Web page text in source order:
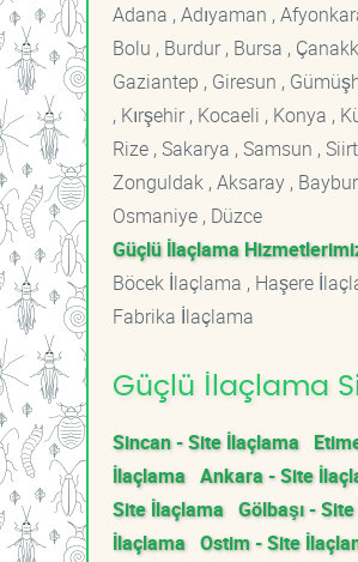
Adana , Adıyaman ,
Bolu , Burdur , Bursa ,
Gaziantep , Giresun ,
, Kırşehir , Kocaeli , Konya ,
Rize , Sakarya , Samsun ,
Zonguldak , Aksaray ,
Osmaniye , Düzce
Güçlü İlaçlama
Böcek İlaçlama , Haşere
Fabrika İlaçlama
Güçlü İlaçlama
Sincan - Site İlaçlama
İlaçlama Ankara - Site
Site İlaçlama Gölbaşı -
İlaçlama Ostim - Site